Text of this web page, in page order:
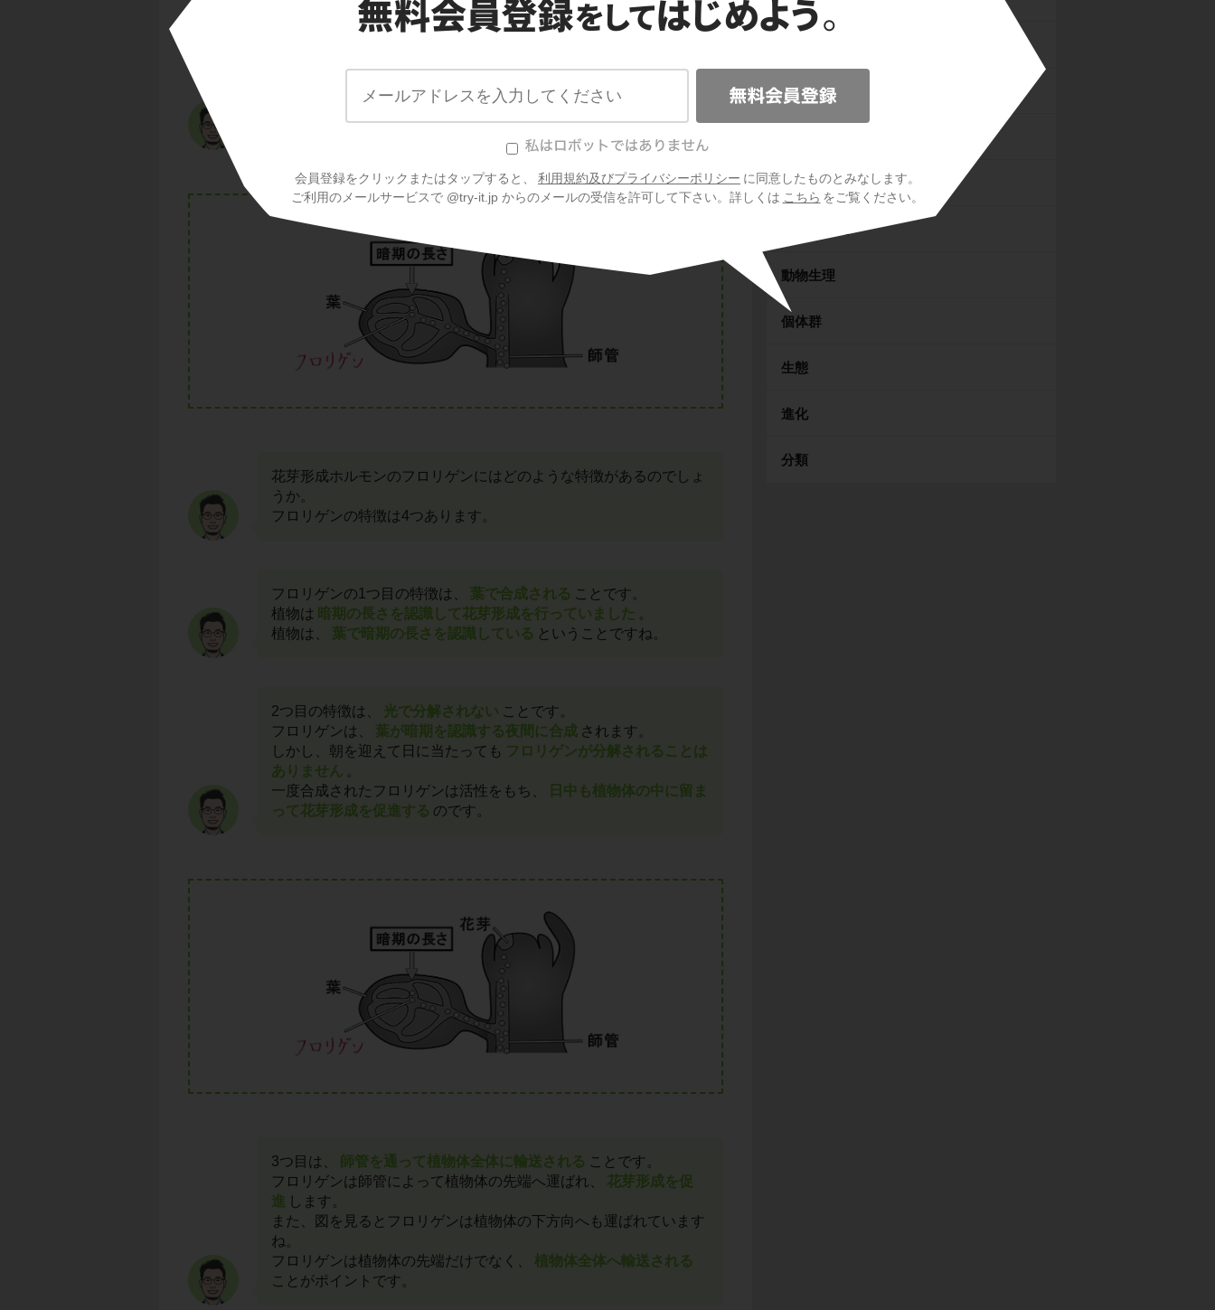
会員登録をクリックまたはタップすると、 利用規約及びプライバシーポリシー に同意したものとみなします。
ご利用のメールサービスで @try-it.jp からのメールの受信を許可して下さい。詳しくは こちら をご覧ください。
次の図を見てください。
これは、植物体の中でフロリゲンが合成される様子です。
花芽形成ホルモンのフロリゲンにはどのような特徴があるのでしょ
うか。
フロリゲンの特徴は4つあります。
フロリゲンの1つ目の特徴は、 葉で合成される ことです。
植物は 暗期の長さを認識して花芽形成を行っていました 。
植物は、
葉で暗期の長さを認識している ということですね。
2つ目の特徴は、 光で分解されない ことです。
フロリゲンは、
葉が暗期を認識する夜間に合成 されます。
しかし、朝を迎えて日に当たっても フロリゲンが分解されることは
ありません 。
一度合成されたフロリゲンは活性をもち、
日中も植物体の中に留ま
って花芽形成を促進する のです。
3つ目は、 師管を通って植物体全体に輸送される ことです。
フロリゲンは師管によって植物体の先端へ運ばれ、
花芽形成を促
進 します。
また、図を見るとフロリゲンは植物体の下方向へも運ばれています
ね。
フロリゲンは植物体の先端だけでなく、
植物体全体へ輸送される
ことがポイントです。
遺伝
動物の発生
動物生理
個体群
生態
進化
分類